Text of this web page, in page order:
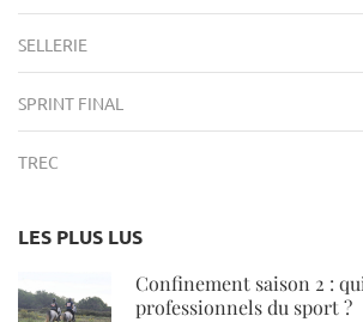
SELLERIE
SPRINT FINAL
TREC
LES PLUS LUS
Confinement saison 2 :
professionnels du sport ?